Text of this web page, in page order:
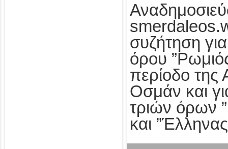
συζήτηση
όρου
περίοδο της
Οσμάν και
τριών όρων
και